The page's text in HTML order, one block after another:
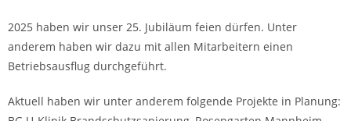
2025 haben wir unser 25. Jubiläum feien dürfen. Unter
anderem haben wir dazu mit allen Mitarbeitern einen
Betriebsausflug durchgeführt.
Aktuell haben wir unter anderem folgende Projekte in Planung: